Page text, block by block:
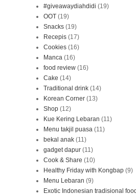
#giveawaydiahdidi (19)
OOT (19)
Snacks (19)
Recepis (17)
Cookies (16)
Manca (16)
food review (16)
Cake (14)
Traditional drink (14)
Korean Corner (13)
Shop (12)
Kue Kering Lebaran (11)
Menu takjil puasa (11)
bekal anak (11)
gadget dapur (11)
Cook & Share (10)
Healthy Friday with Kongbap (9)
Menu Lebaran (9)
Exotic Indonesian tradisional